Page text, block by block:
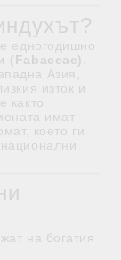
едногодишно
(Fabaceae)
Азия,
изток и
както
имат
което ги
на богатия